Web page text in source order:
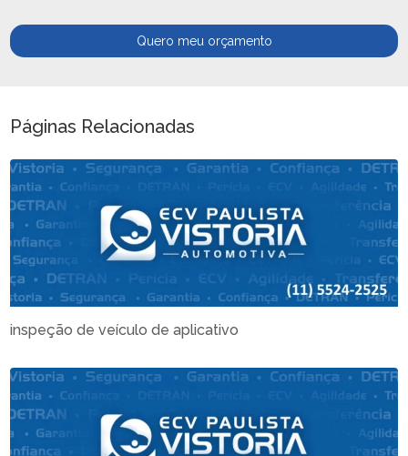
Quero meu orçamento
Páginas Relacionadas
inspeção de veículo de aplicativo